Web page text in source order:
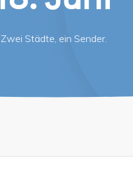
Zwei Städte, ein Sender.